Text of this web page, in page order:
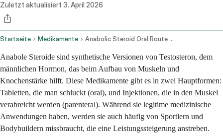
Zuletzt aktualisiert 3. April 2026
Startseite Medikamente Anabolic Steroid Oral Route Parenteral Route
Anabole Steroide sind synthetische Versionen von Testosteron, dem
männlichen Hormon, das beim Aufbau von Muskeln und
Knochenstärke hilft. Diese Medikamente gibt es in zwei Hauptformen:
Tabletten, die man schluckt (oral), und Injektionen, die in den Muskel
verabreicht werden (parenteral). Während sie legitime medizinische
Anwendungen haben, werden sie auch häufig von Sportlern und
Bodybuildern missbraucht, die eine Leistungssteigerung anstreben.